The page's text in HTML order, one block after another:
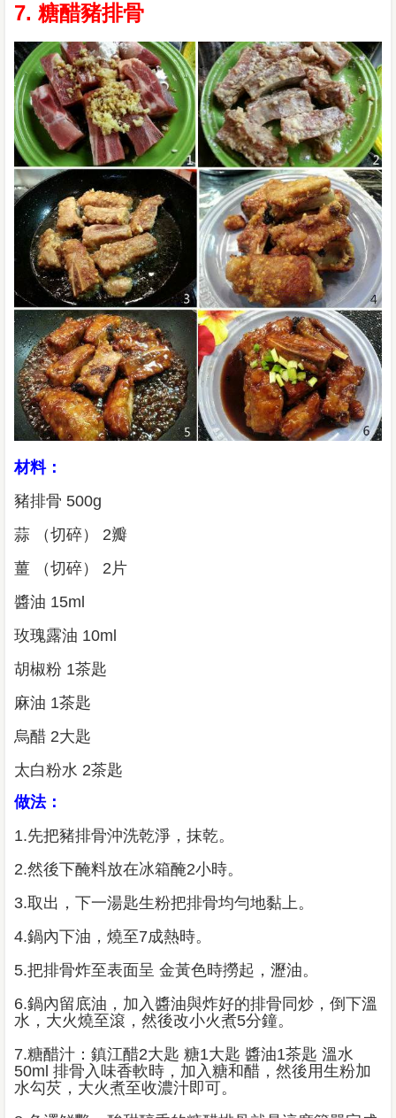
7. 糖醋豬排骨
材料：
豬排骨 500g
蒜 （切碎） 2瓣
薑 （切碎） 2片
醬油 15ml
玫瑰露油 10ml
胡椒粉 1茶匙
麻油 1茶匙
烏醋 2大匙
太白粉水 2茶匙
做法：
1.先把豬排骨沖洗乾淨，抹乾。
2.然後下醃料放在冰箱醃2小時。
3.取出，下一湯匙生粉把排骨均勻地黏上。
4.鍋內下油，燒至7成熱時。
5.把排骨炸至表面呈 金黃色時撈起，瀝油。
6.鍋內留底油，加入醬油與炸好的排骨同炒，倒下溫
水，大火燒至滾，然後改小火煮5分鐘。
7.糖醋汁：鎮江醋2大匙 糖1大匙 醬油1茶匙 溫水
50ml 排骨入味香軟時，加入糖和醋，然後用生粉加
水勾芡，大火煮至收濃汁即可。